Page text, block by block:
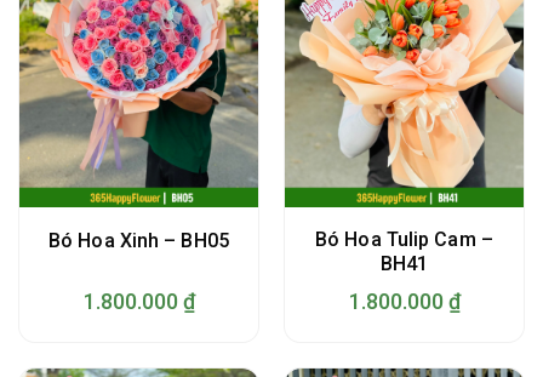
Bó Hoa Xinh – BH05
1.800.000 ₫
Bó Hoa Tulip Cam –
BH41
1.800.000 ₫